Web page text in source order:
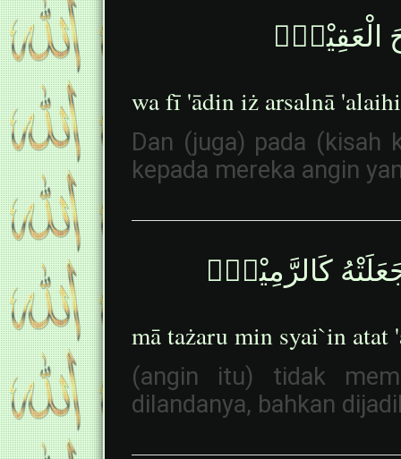
الْعَقِيْمَۚ
wa fī 'ādin iż arsalnā
Dan (juga) pada (kisah
kepada mereka angin
كَالرَّمِيْمِۗ
mā tażaru min syai`in
(angin itu) tidak
dilandanya, bahkan